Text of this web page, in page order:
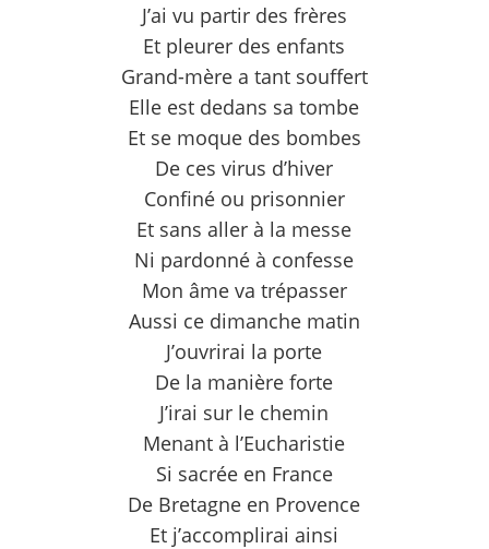
J’ai vu partir des frères
Et pleurer des enfants
Grand-mère a tant souffert
Elle est dedans sa tombe
Et se moque des bombes
De ces virus d’hiver
Confiné ou prisonnier
Et sans aller à la messe
Ni pardonné à confesse
Mon âme va trépasser
Aussi ce dimanche matin
J’ouvrirai la porte
De la manière forte
J’irai sur le chemin
Menant à l’Eucharistie
Si sacrée en France
De Bretagne en Provence
Et j’accomplirai ainsi